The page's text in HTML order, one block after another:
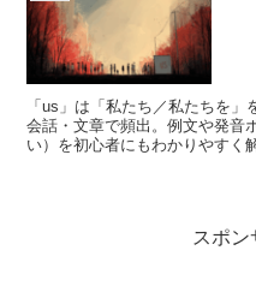
「us」は「私たち／私たちを
会話・文章で頻出。例文や発音
い）を初心者にもわかりやすく
スポン